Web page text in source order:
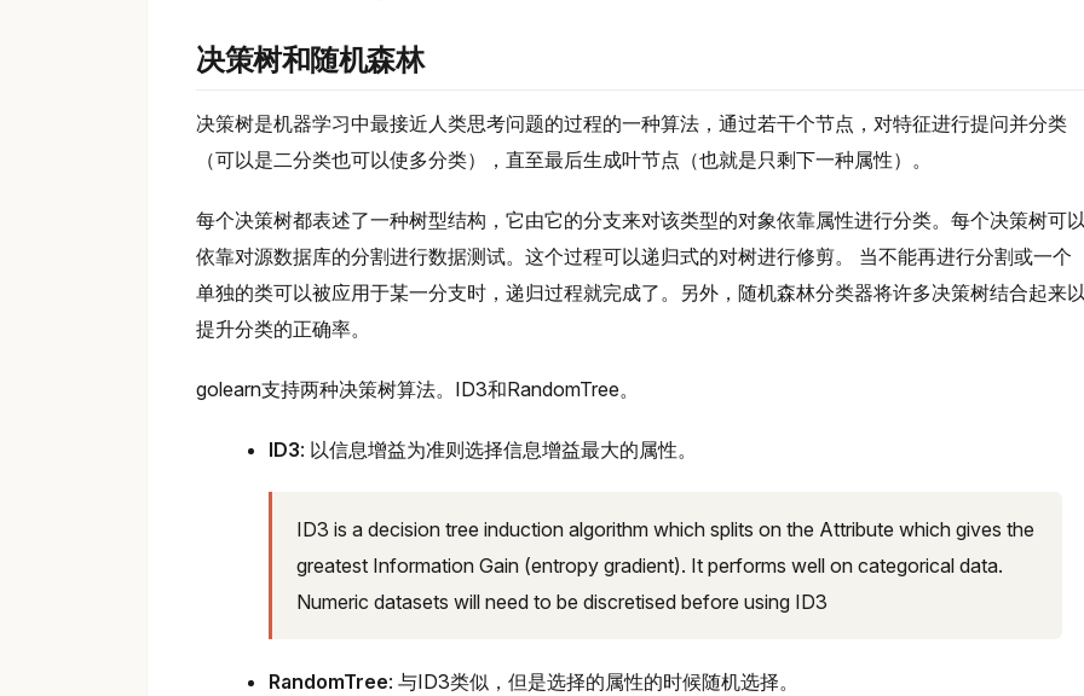
决策树和随机森林
决策树是机器学习中最接近人类思考问题的过程的一种算法，通过若干个节点，对特征进行提问并分类
（可以是二分类也可以使多分类），直至最后生成叶节点（也就是只剩下一种属性）。
每个决策树都表述了一种树型结构，它由它的分支来对该类型的对象依靠属性进行分类。每个决策树可
依靠对源数据库的分割进行数据测试。这个过程可以递归式的对树进行修剪。 当不能再进行分割或一个
单独的类可以被应用于某一分支时，递归过程就完成了。另外，随机森林分类器将许多决策树结合起来
提升分类的正确率。
golearn支持两种决策树算法。ID3和RandomTree。
ID3: 以信息增益为准则选择信息增益最大的属性。
ID3 is a decision tree induction algorithm which splits on the Attribute which gives the
greatest Information Gain (entropy gradient). It performs well on categorical data.
Numeric datasets will need to be discretised before using ID3
RandomTree: 与ID3类似，但是选择的属性的时候随机选择。